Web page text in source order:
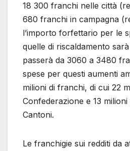
18 300 franchi nelle città
680 franchi in campagna
l’importo forfettario per le
quelle di riscaldamento
passerà da 3060 a 3480
spese per questi aumenti
milioni di franchi, di cui 22
Confederazione e 13
Cantoni.
Le franchigie sui redditi da